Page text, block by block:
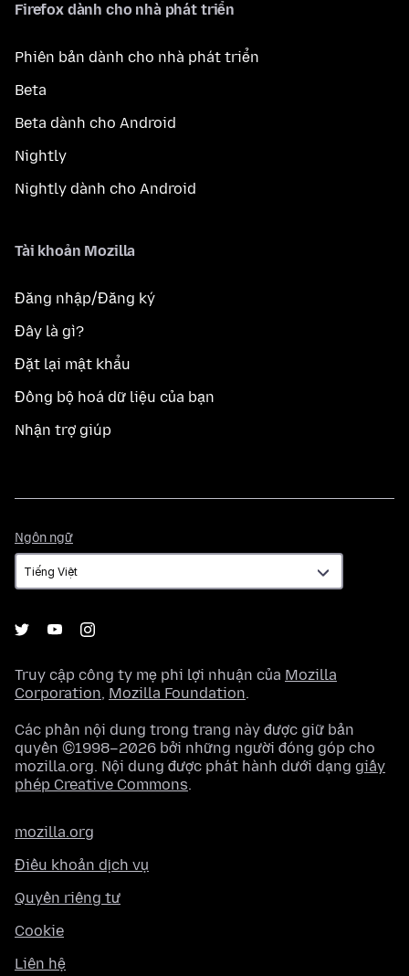
Firefox dành cho nhà phát triển
Phiên bản dành cho nhà phát triển
Beta
Beta dành cho Android
Nightly
Nightly dành cho Android
Tài khoản Mozilla
Đăng nhập/Đăng ký
Đây là gì?
Đặt lại mật khẩu
Đồng bộ hoá dữ liệu của bạn
Nhận trợ giúp
Ngôn ngữ
ngữ
Truy cập công ty mẹ phi lợi nhuận của Mozilla
Corporation, Mozilla Foundation.
Các phần nội dung trong trang này được giữ bản
quyền ©1998–2026 bởi những người đóng góp cho
mozilla.org. Nội dung được phát hành dưới dạng giấy
phép Creative Commons.
mozilla.org
Điều khoản dịch vụ
Quyền riêng tư
Cookie
Liên hệ